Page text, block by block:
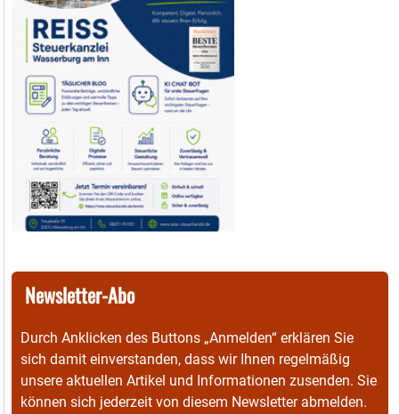
Newsletter-Abo
Durch Anklicken des Buttons „Anmelden“ erklären Sie
sich damit einverstanden, dass wir Ihnen regelmäßig
unsere aktuellen Artikel und Informationen zusenden. Sie
können sich jederzeit von diesem Newsletter abmelden.